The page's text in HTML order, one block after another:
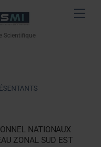
Scientifique
NATIONAUX
ZONAL SUD EST